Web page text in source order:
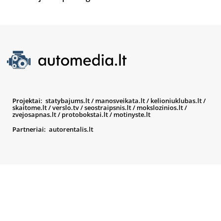
Projektai: statybajums.lt/ manosveikata.lt/ kelioniuklubas.lt/
skaitome.lt/verslo.tv/seostraipsnis.lt/ mokslozinios.lt/
zvejosapnas.lt/ protobokstai.lt/ motinyste.lt
Partneriai: autorentalis.lt